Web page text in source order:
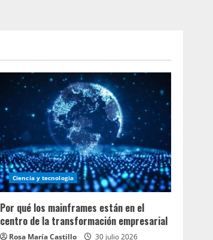
Ciencia y tecnologia
Por qué los mainframes están en el
centro de la transformación empresarial
Rosa María Castillo 30 julio 2026